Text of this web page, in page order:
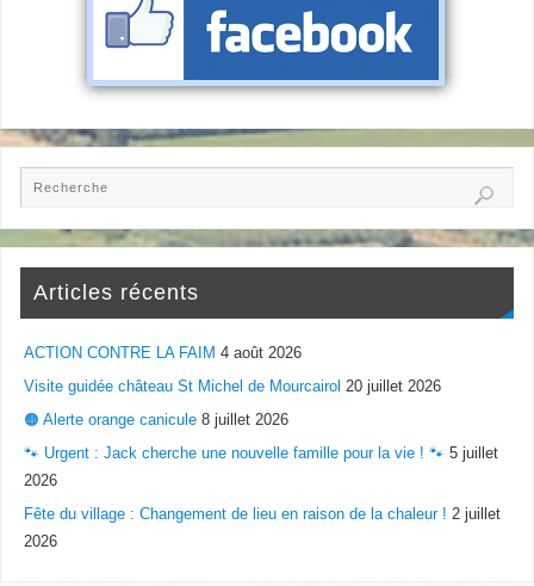
Articles récents
ACTION CONTRE LA FAIM 4 août 2026
Visite guidée château St Michel de Mourcairol 20 juillet 2026
🟠 Alerte orange canicule 8 juillet 2026
🐾 Urgent : Jack cherche une nouvelle famille pour la vie ! 🐾 5 juillet
2026
Fête du village : Changement de lieu en raison de la chaleur ! 2 juillet
2026